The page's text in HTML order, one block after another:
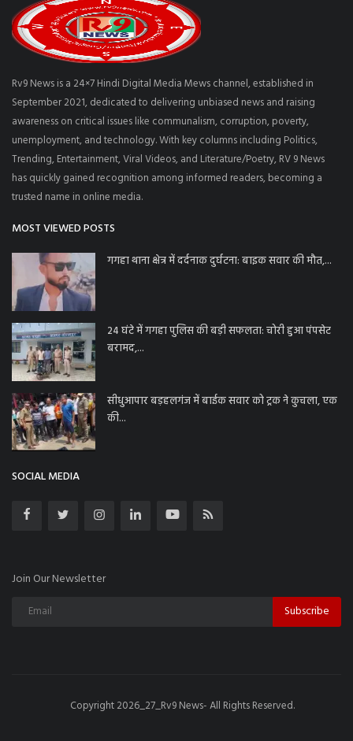
Rv9 News is a 24×7 Hindi Digital Media Mews channel, established in
September 2021, dedicated to delivering unbiased news and raising
awareness on critical issues like communalism, corruption, poverty,
unemployment, and technology. With key columns including Politics,
Trending, Entertainment, Viral Videos, and Literature/Poetry, RV 9 News
has quickly gained recognition among informed readers, becoming a
trusted name in online media.
MOST VIEWED POSTS
गगहा थाना क्षेत्र में दर्दनाक दुर्घटना: बाइक सवार की मौत,...
24 घंटे में गगहा पुलिस की बड़ी सफलता: चोरी हुआ पंपसेट
बरामद,...
सीधुआपार बड़हलगंज में बाईक सवार को ट्रक ने कुचला, एक
की...
SOCIAL MEDIA
Join Our Newsletter
Subscribe
Copyright 2026_27_Rv9 News- All Rights Reserved.